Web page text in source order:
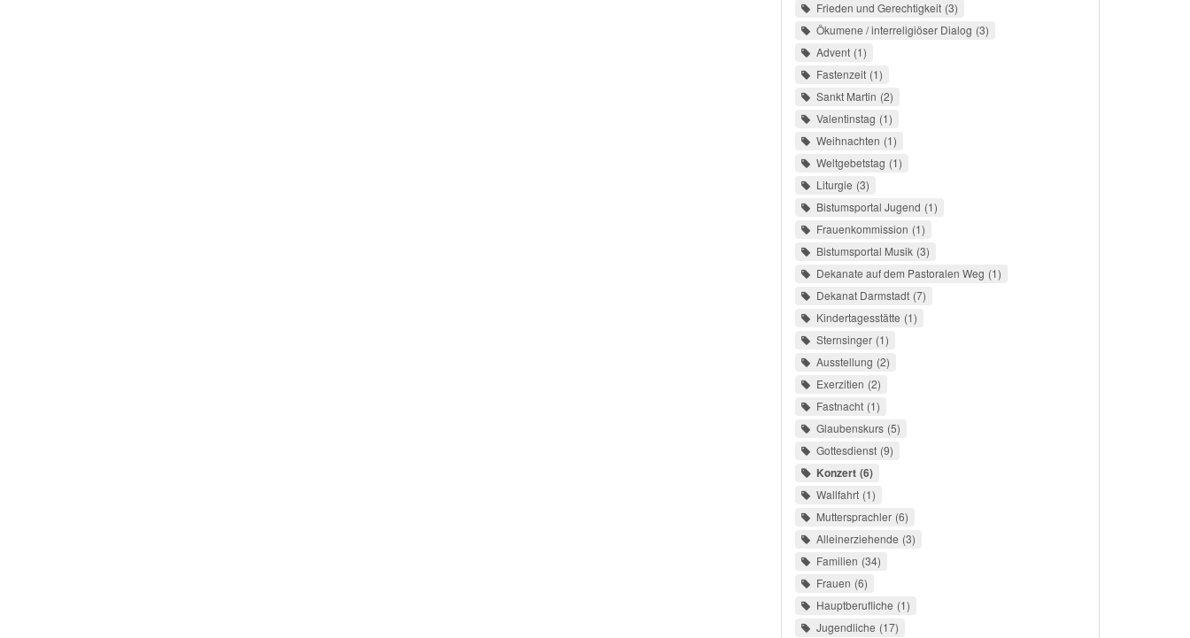
Frieden und Gerechtigkeit 3
Ökumene / interreligiöser Dialog 3
Advent 1
Fastenzeit 1
Sankt Martin 2
Valentinstag 1
Weihnachten 1
Weltgebetstag 1
Liturgie 3
Bistumsportal Jugend 1
Frauenkommission 1
Bistumsportal Musik 3
Dekanate auf dem Pastoralen Weg 1
Dekanat Darmstadt 7
Kindertagesstätte 1
Sternsinger 1
Ausstellung 2
Exerzitien 2
Fastnacht 1
Glaubenskurs 5
Gottesdienst 9
Konzert 6
Wallfahrt 1
Muttersprachler 6
Alleinerziehende 3
Familien 34
Frauen 6
Hauptberufliche 1
Jugendliche 17